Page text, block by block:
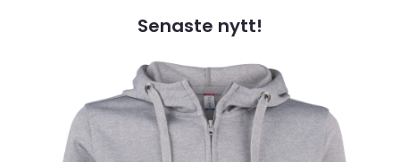
Senaste nytt!